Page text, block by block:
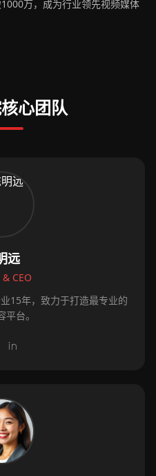
万，成为行业领先视频媒体
心团队
远
CEO
15年，致力于打造最专业的
平台。